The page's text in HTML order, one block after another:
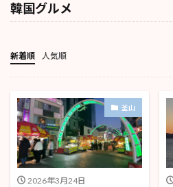
韓国グルメ
新着順 人気順
釜山
2026年3月24日